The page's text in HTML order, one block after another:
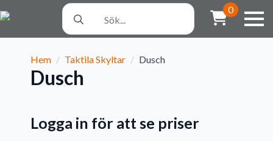
Search
for:
0
Hem Taktila Skyltar Dusch
Dusch
Logga in för att se priser